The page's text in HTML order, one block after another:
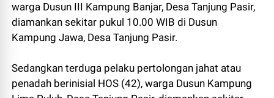
warga Dusun III Kampung Banjar, Desa Tanjung Pasir,
diamankan sekitar pukul 10.00 WIB di Dusun
Kampung Jawa, Desa Tanjung Pasir.
Sedangkan terduga pelaku pertolongan jahat atau
penadah berinisial HOS (42), warga Dusun Kampung